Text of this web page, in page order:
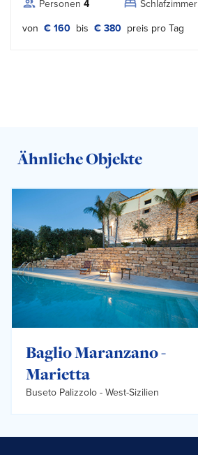
Personen 4 Schlafzimmer
von € 160 bis € 380 preis pro Tag
Ähnliche Objekte
Baglio Maranzano -
Marietta
Buseto Palizzolo - West-Sizilien